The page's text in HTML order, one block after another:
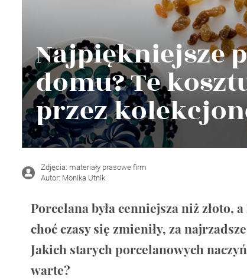
Wellnes
DIY
Najpiękniejsze
domu? Te
przez
Zdjęcia: materiały prasowe firm
Autor: Monika Utnik
Porcelana była cenniejsza niż złoto,
choć czasy się zmieniły, za
Jakich starych porcelanowych
warte?